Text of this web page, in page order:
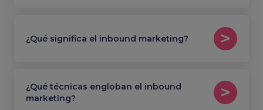
¿Qué significa el inbound marketing?
¿Qué técnicas engloban el inbound
marketing?